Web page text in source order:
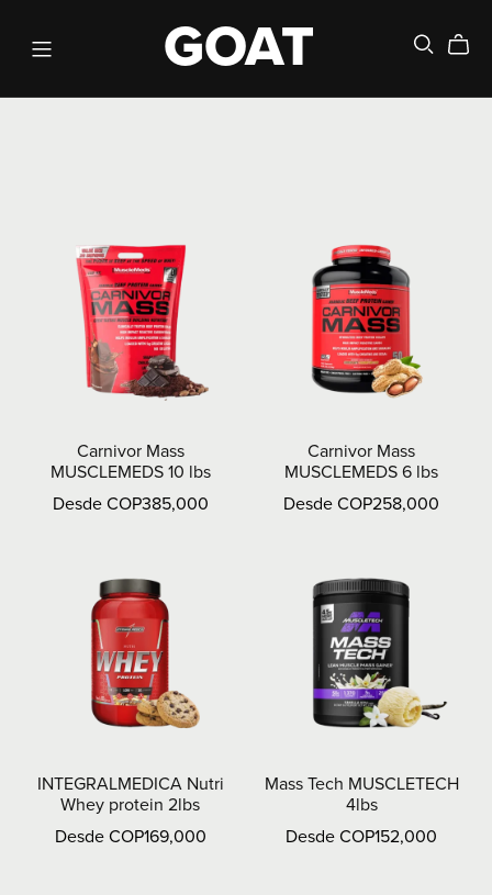
GOAT
Carnivor Mass
MUSCLEMEDS 10 lbs
Desde COP385,000
Carnivor Mass
MUSCLEMEDS 6 lbs
Desde COP258,000
INTEGRALMEDICA Nutri
Whey protein 2lbs
Desde COP169,000
Mass Tech MUSCLETECH
4lbs
Desde COP152,000